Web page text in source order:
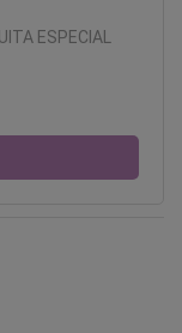
ESPECIAL